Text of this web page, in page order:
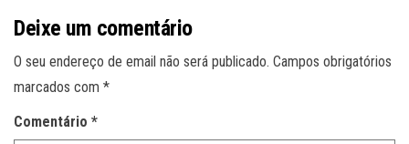
Deixe um comentário
O seu endereço de email não será publicado. Campos obrigatórios
marcados com *
Comentário *